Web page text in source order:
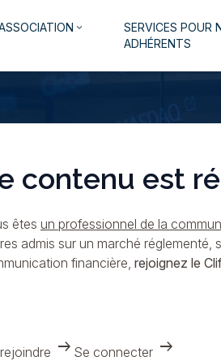
contenu
keyboard_arrow_down
SERVICES POUR
ADHÉRENTS
contenu est
êtes un professionnel de la
admis sur un marché
financière, rejoignez le
arrow_right_alt Se connecter arrow_right_alt